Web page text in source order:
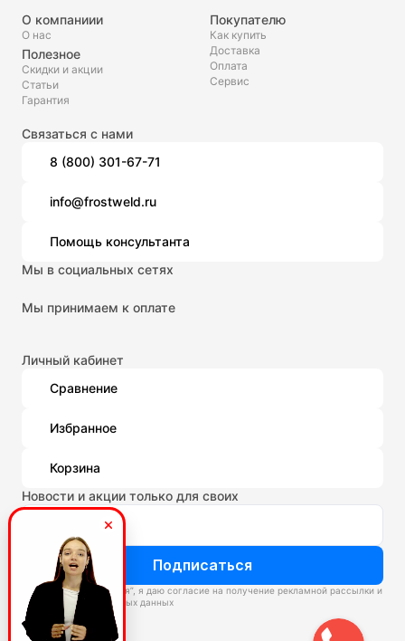
О компаниии
О нас
Полезное
Скидки и акции
Статьи
Гарантия
Покупателю
Как купить
Доставка
Оплата
Сервис
Связаться с нами
8 (800) 301-67-71
info@frostweld.ru
Помощь консультанта
Мы в социальных сетях
Мы принимаем к оплате
Личный кабинет
Сравнение
Избранное
Корзина
Новости и акции только для своих
Подписаться
Нажимая “Подписаться”, я даю согласие на получение рекламной рассылки и
обработку персональных данных